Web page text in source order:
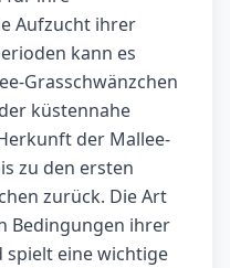
Aufzucht ihrer
kann es
Grasschwänzchen
küstennahe
der Mallee-
zu den ersten
zurück. Die Art
Bedingungen ihrer
spielt eine wichtige